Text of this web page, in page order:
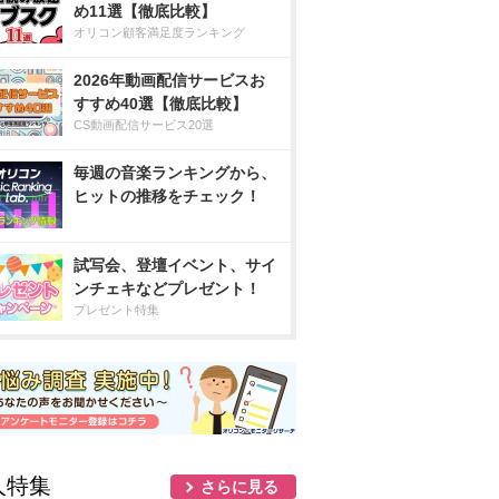
め11選【徹底比較】
オリコン顧客満足度ランキング
2026年動画配信サービスお
すすめ40選【徹底比較】
CS動画配信サービス20選
毎週の音楽ランキングから、
ヒットの推移をチェック！
試写会、登壇イベント、サイ
ンチェキなどプレゼント！
プレゼント特集
特集 さらに見る